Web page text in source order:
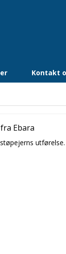
Kontakt
Ebara